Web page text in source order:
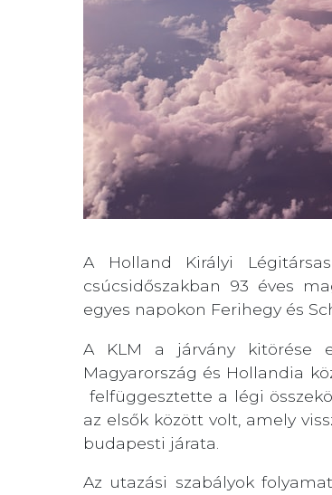
A Holland Királyi
csúcsidőszakban 93 éves
egyes napokon Ferihegy és
A KLM a járvány kitörése
Magyarország és Hollandia
felfüggesztette a légi
az elsők között volt, amely
budapesti járata.
Az utazási szabályok